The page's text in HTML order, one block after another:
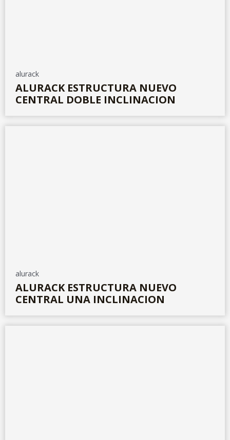
alurack
ALURACK ESTRUCTURA NUEVO
CENTRAL DOBLE INCLINACION
alurack
ALURACK ESTRUCTURA NUEVO
CENTRAL UNA INCLINACION